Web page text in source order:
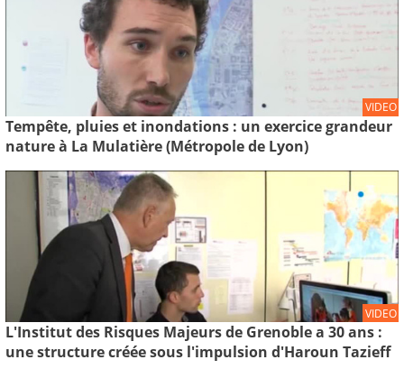
VIDEO
Tempête, pluies et inondations : un exercice grandeur
nature à La Mulatière (Métropole de Lyon)
VIDEO
L'Institut des Risques Majeurs de Grenoble a 30 ans :
une structure créée sous l'impulsion d'Haroun Tazieff